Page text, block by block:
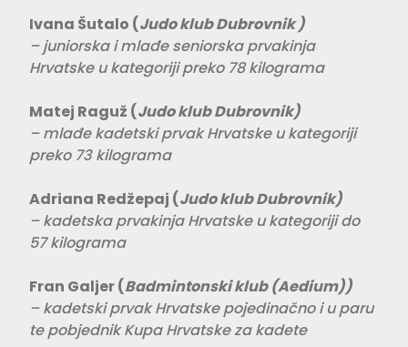
Ivana Šutalo (Judo klub Dubrovnik )
– juniorska i mlađe seniorska prvakinja
Hrvatske u kategoriji preko 78 kilograma
Matej Raguž (Judo klub Dubrovnik)
– mlađe kadetski prvak Hrvatske u kategoriji
preko 73 kilograma
Adriana Redžepaj (Judo klub Dubrovnik)
– kadetska prvakinja Hrvatske u kategoriji do
57 kilograma
Fran Galjer(Badmintonski klub (Aedium))
– kadetski prvak Hrvatske pojedinačno i u paru
te pobjednik Kupa Hrvatske za kadete